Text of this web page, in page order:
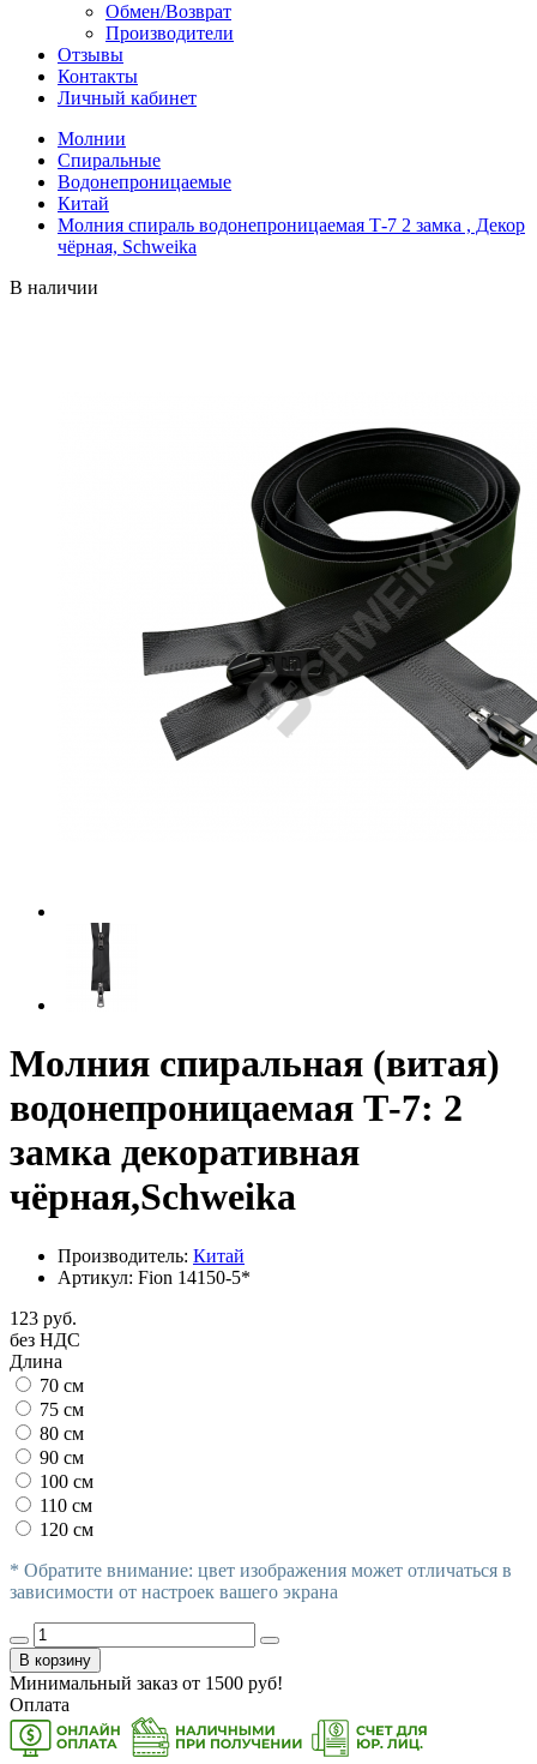
Обмен/Возврат
Производители
Отзывы
Контакты
Личный кабинет
Молнии
Спиральные
Водонепроницаемые
Китай
Молния спираль водонепроницаемая Т-7 2 замка , Декор
чёрная, Schweika
В наличии
Молния спиральная (витая)
водонепроницаемая Т-7: 2
замка декоративная
чёрная,Schweika
Производитель: Китай
Артикул: Fion 14150-5*
123 руб.
без НДС
Длина
70 см
75 см
80 см
90 см
100 см
110 см
120 см
* Обратите внимание: цвет изображения может отличаться в
зависимости от настроек вашего экрана
В корзину
Минимальный заказ от 1500 руб!
Оплата